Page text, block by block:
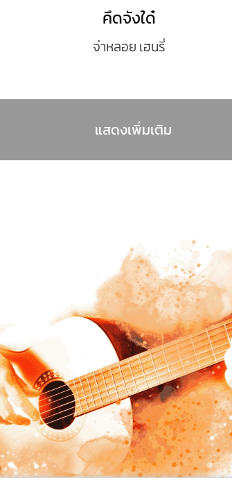
คึดจังใด๋
จ่าหลอย เฮนรี่
แสดงเพิ่มเติม